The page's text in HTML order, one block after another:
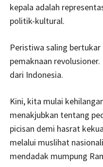
kepala adalah
politik-kultural.
Peristiwa saling
pemaknaan
dari Indonesia.
Kini, kita mulai
menakjubkan tentang
picisan demi hasrat
melalui muslihat
mendadak mumpung